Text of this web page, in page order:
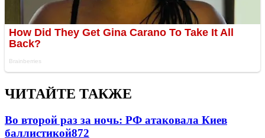
ЧИТАЙТЕ ТАКЖЕ
Во второй раз за ночь: РФ атаковала Киев
баллистикой872